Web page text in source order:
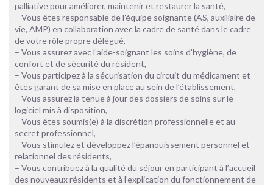
palliative pour améliorer, maintenir et restaurer la santé,
– Vous êtes responsable de l’équipe soignante (AS, auxiliaire de
vie, AMP) en collaboration avec la cadre de santé dans le cadre
de votre rôle propre délégué,
– Vous assurez avec l’aide-soignant les soins d’hygiène, de
confort et de sécurité du résident,
– Vous participez à la sécurisation du circuit du médicament et
êtes garant de sa mise en place au sein de l’établissement,
– Vous assurez la tenue à jour des dossiers de soins sur le
logiciel mis à disposition,
– Vous êtes soumis(e) à la discrétion professionnelle et au
secret professionnel,
– Vous stimulez et développez l’épanouissement personnel et
relationnel des résidents,
– Vous contribuez à la qualité du séjour en participant à l’accueil
des nouveaux résidents et à l’explication du fonctionnement de